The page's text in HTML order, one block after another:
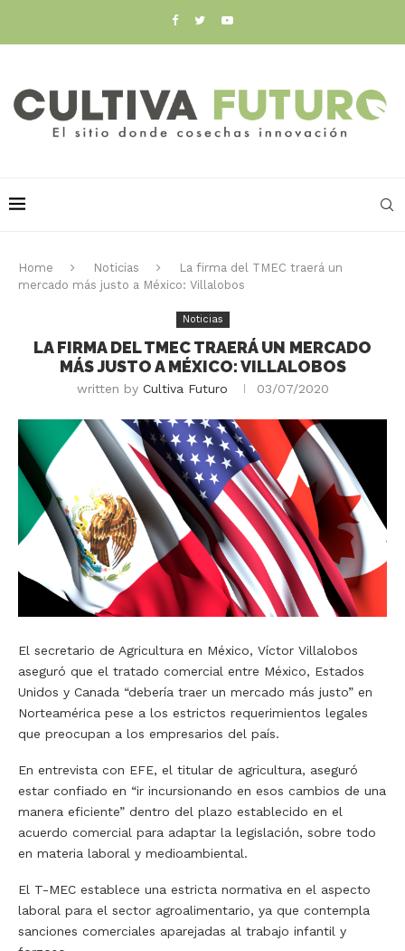
Home Noticias
La firma del TMEC traerá un
mercado más justo a México: Villalobos
Noticias
LA FIRMA DEL TMEC TRAERÁ UN MERCADO
MÁS JUSTO A MÉXICO: VILLALOBOS
written by Cultiva Futuro 03/07/2020
El secretario de Agricultura en México, Víctor Villalobos
aseguró que el tratado comercial entre México, Estados
Unidos y Canada “debería traer un mercado más justo” en
Norteamérica pese a los estrictos requerimientos legales
que preocupan a los empresarios del país.
En entrevista con EFE, el titular de agricultura, aseguró
estar confiado en “ir incursionando en esos cambios de una
manera eficiente” dentro del plazo establecido en el
acuerdo comercial para adaptar la legislación, sobre todo
en materia laboral y medioambiental.
El T-MEC establece una estricta normativa en el aspecto
laboral para el sector agroalimentario, ya que contempla
sanciones comerciales aparejadas al trabajo infantil y